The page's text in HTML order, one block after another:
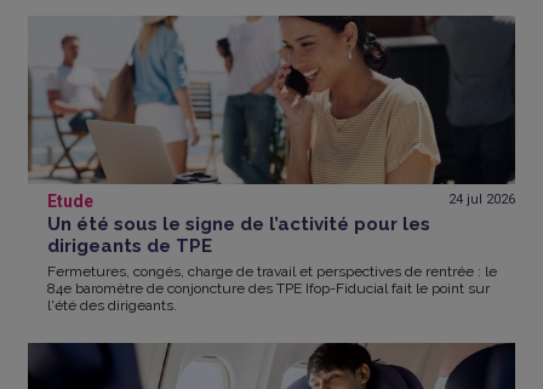
Etude 24 jul 2026
Un été sous le signe de l’activité pour les
dirigeants de TPE
Fermetures, congés, charge de travail et perspectives de rentrée : le
84e baromètre de conjoncture des TPE Ifop-Fiducial fait le point sur
l'été des dirigeants.